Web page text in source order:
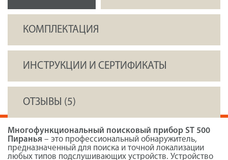
КОМПЛЕКТАЦИЯ
ИНСТРУКЦИИ И СЕРТИФИКАТЫ
ОТЗЫВЫ (5)
Многофункциональный поисковый прибор ST 500
Пиранья – это профессиональный обнаружитель,
предназначенный для поиска и точной локализации
любых типов подслушивающих устройств. Устройство